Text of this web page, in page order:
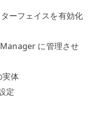
ーフェイスを有効化
に管理させ
実体
定